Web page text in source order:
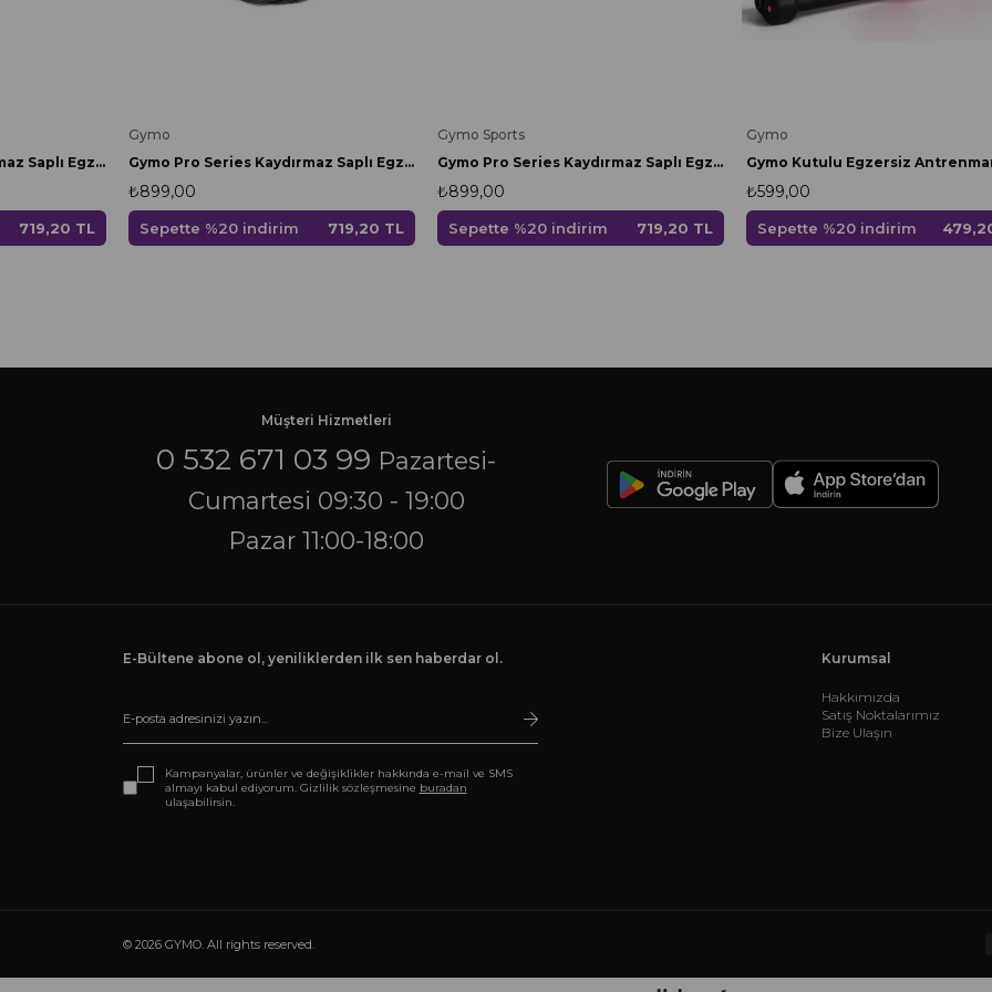
Gymo Pro Series Kaydırmaz Saplı Egzersiz Antrenman Atlama İpi Mavi
719,20 TL
Gymo
Gymo Pro Series Kaydırmaz Saplı Egzersiz Antrenman Atlama İpi Siyah
₺899,00
Sepette %20 indirim 719,20 TL
Gymo Sports
Gymo Pro Series Kaydırmaz Saplı Egzersiz Antrenman Atlama İpi Kırmızı
₺899,00
Sepette %20 indirim 719,20 TL
Gymo
₺599,00
Sepette %20 indirim
Müşteri Hizmetleri
0 532 671 03 99 Pazartesi-
Cumartesi 09:30 - 19:00
Pazar 11:00-18:00
E-Bültene abone ol, yeniliklerden ilk sen haberdar ol.
Kampanyalar, ürünler ve değişiklikler hakkında e-mail ve SMS
almayı kabul ediyorum. Gizlilik sözleşmesine buradan
ulaşabilirsin.
Kurumsal
Hakkımızda
Satış Noktalarımız
Bize Ulaşın
© 2026 GYMO. All rights reserved.